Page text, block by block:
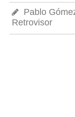
Pablo
Retrovisor